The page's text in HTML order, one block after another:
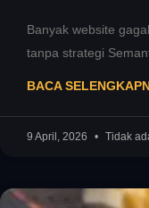
Banyak website
tanpa strategi
BACA
9 April, 2026 Tidak